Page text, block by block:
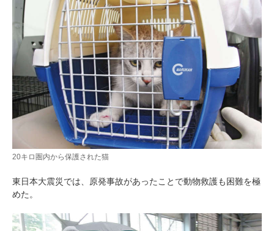
20キロ圏内から保護された猫
東日本大震災では、原発事故があったことで動物救護も困難を極
めた。